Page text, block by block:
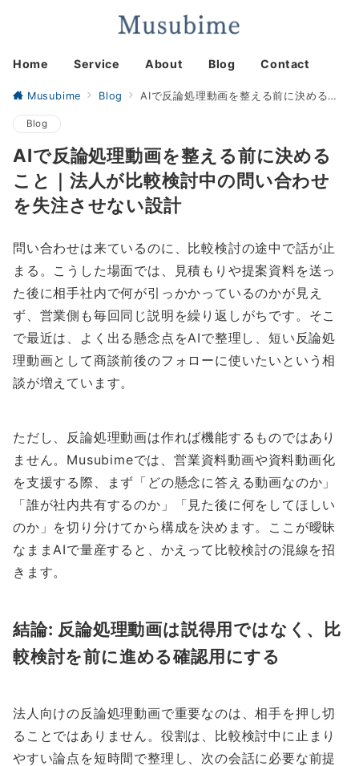
Home Service About Blog Contact
Musubime Blog AIで反論処理動画を整える前に決めること｜法人が比較検討中の問い合わせを失注させない設計
Blog
AIで反論処理動画を整える前に決める
こと｜法人が比較検討中の問い合わせ
を失注させない設計
問い合わせは来ているのに、比較検討の途中で話が止
まる。こうした場面では、見積もりや提案資料を送っ
た後に相手社内で何が引っかかっているのかが見え
ず、営業側も毎回同じ説明を繰り返しがちです。そこ
で最近は、よく出る懸念点をAIで整理し、短い反論処
理動画として商談前後のフォローに使いたいという相
談が増えています。
ただし、反論処理動画は作れば機能するものではあり
ません。Musubimeでは、営業資料動画や資料動画化
を支援する際、まず「どの懸念に答える動画なのか」
「誰が社内共有するのか」「見た後に何をしてほしい
のか」を切り分けてから構成を決めます。ここが曖昧
なままAIで量産すると、かえって比較検討の混線を招
きます。
結論: 反論処理動画は説得用ではなく、比
較検討を前に進める確認用にする
法人向けの反論処理動画で重要なのは、相手を押し切
ることではありません。役割は、比較検討中に止まり
やすい論点を短時間で整理し、次の会話に必要な前提